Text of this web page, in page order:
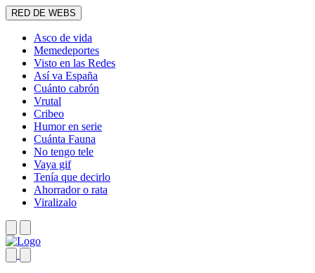
RED DE WEBS
Asco de vida
Memedeportes
Visto en las Redes
Así va España
Cuánto cabrón
Vrutal
Cribeo
Humor en serie
Cuánta Fauna
No tengo tele
Vaya gif
Tenía que decirlo
Ahorrador o rata
Viralizalo